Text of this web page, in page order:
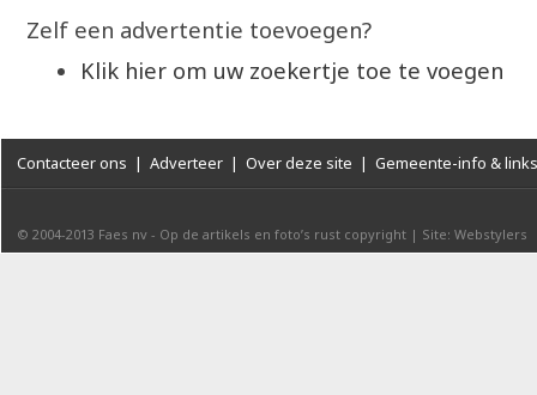
Zelf een advertentie toevoegen?
Klik hier om uw zoekertje toe te voegen
Contacteer ons | Adverteer | Over deze site | Gemeente-info & links
© 2004-2013 Faes nv - Op de artikels en foto’s rust copyright | Site: Webstylers